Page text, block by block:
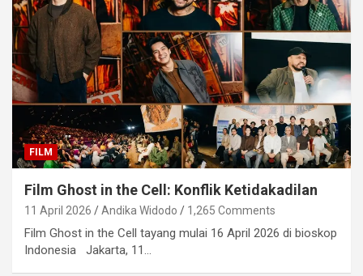
FILM
Film Ghost in the Cell: Konflik Ketidakadilan
11 April 2026 Andika Widodo 1,265 Comments
Film Ghost in the Cell tayang mulai 16 April 2026 di bioskop
Indonesia Jakarta, 11…